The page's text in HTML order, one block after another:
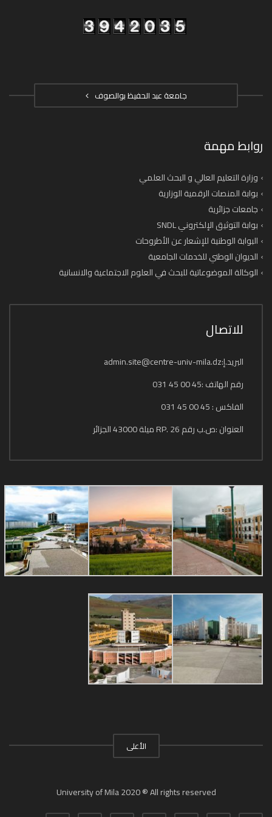
جامعة عبد الحفيظ بوالصوف
روابط مهمة
وزارة التعليم العالي و البحث العلمي
بوابة المنصات الرقمية الوزارية
جامعات جزائرية
بوابة التوثيق الإلكتروني SNDL
البوابة الوطنية للإشعار عن الأطروحات
الديوان الوطني للخدمات الجامعية
الوكالة الموضوعاتية للبحث في العلوم الاجتماعية والانسانية
للاتصال
البريد.إ:admin.site@centre-univ-mila.dz
رقم الهاتف :45 00 45 031
الفاكس : 45 00 45 031
العنوان :ص.ب رقم 26 .RP ميلة 43000 الجزائر
الأعلى
University of Mila 2020 ® All rights reserved